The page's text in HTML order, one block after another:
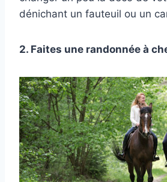
dénichant un fauteuil ou un
2. Faites une randonnée à